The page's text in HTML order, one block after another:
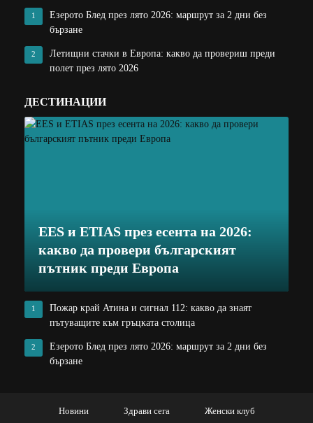
1
Езерото Блед през лято 2026: маршрут за 2 дни без
бързане
2
Летищни стачки в Европа: какво да провериш преди
полет през лято 2026
ДЕСТИНАЦИИ
EES и ETIAS през есента на 2026:
какво да провери българският
пътник преди Европа
1
Пожар край Атина и сигнал 112: какво да знаят
пътуващите към гръцката столица
2
Езерото Блед през лято 2026: маршрут за 2 дни без
бързане
Новини Здрави сега Женски клуб